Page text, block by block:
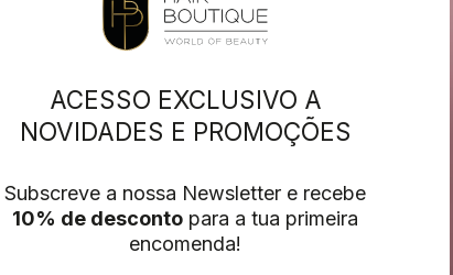
ACESSO EXCLUSIVO A
NOVIDADES E PROMOÇÕES
Subscreve a nossa Newsletter e recebe
10% de desconto para a tua primeira
encomenda!